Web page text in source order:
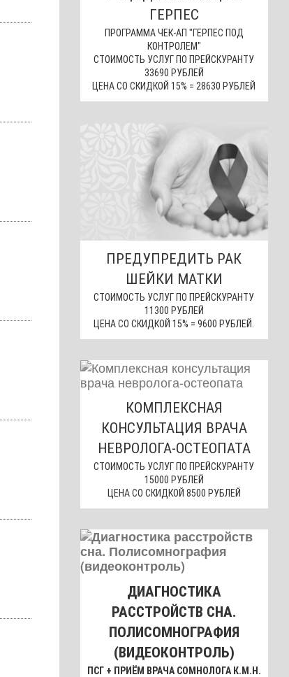
ГЕРПЕС
ПРОГРАММА ЧЕК-АП "ГЕРПЕС ПОД
КОНТРОЛЕМ"
СТОИМОСТЬ УСЛУГ ПО ПРЕЙСКУРАНТУ
33690 РУБЛЕЙ
ЦЕНА СО СКИДКОЙ 15% = 28630 РУБЛЕЙ
ПРЕДУПРЕДИТЬ РАК
ШЕЙКИ МАТКИ
СТОИМОСТЬ УСЛУГ ПО ПРЕЙСКУРАНТУ
11300 РУБЛЕЙ
ЦЕНА СО СКИДКОЙ 15% = 9600 РУБЛЕЙ.
КОМПЛЕКСНАЯ
КОНСУЛЬТАЦИЯ ВРАЧА
НЕВРОЛОГА-ОСТЕОПАТА
СТОИМОСТЬ УСЛУГ ПО ПРЕЙСКУРАНТУ
15000 РУБЛЕЙ
ЦЕНА СО СКИДКОЙ 8500 РУБЛЕЙ
ДИАГНОСТИКА
РАССТРОЙСТВ СНА.
ПОЛИСОМНОГРАФИЯ
(ВИДЕОКОНТРОЛЬ)
ПСГ + ПРИЁМ ВРАЧА СОМНОЛОГА К.М.Н.